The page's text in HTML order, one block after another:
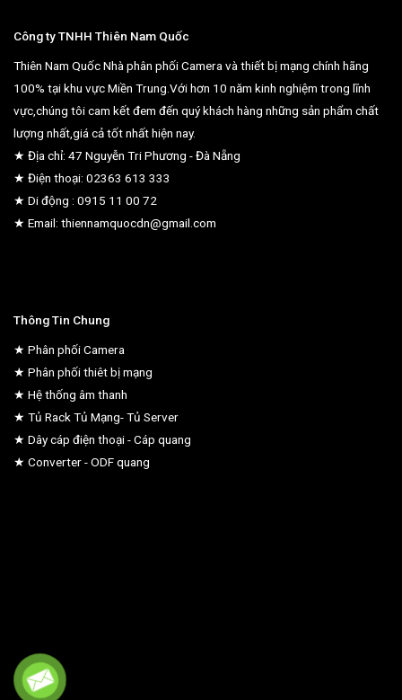
Công ty TNHH Thiên Nam Quốc
Thiên Nam Quốc Nhà phân phối Camera và thiết bị mạng chính hãng
100% tại khu vực Miền Trung.Với hơn 10 năm kinh nghiệm trong lĩnh
vực,chúng tôi cam kết đem đến quý khách hàng những sản phẩm chất
lượng nhất,giá cả tốt nhất hiện nay.
★ Địa chỉ: 47 Nguyễn Tri Phương - Đà Nẵng
★ Điện thoại: 02363 613 333
★ Di động : 0915 11 00 72
★ Email: thiennamquocdn@gmail.com
Thông Tin Chung
★ Phân phối Camera
★ Phân phối thiêt bị mạng
★ Hệ thống âm thanh
★ Tủ Rack Tủ Mạng- Tủ Server
★ Dây cáp điện thoại - Cáp quang
★ Converter - ODF quang